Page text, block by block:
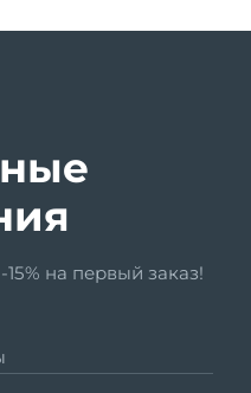
на первый заказ!